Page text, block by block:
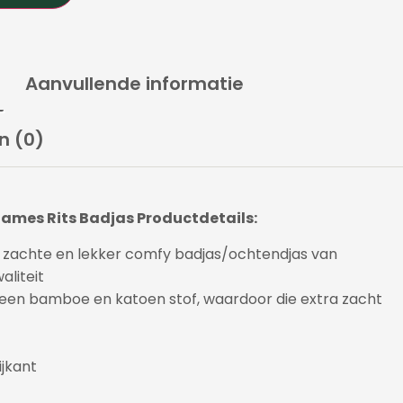
Aanvullende informatie
(0)
Rits Badjas Productdetails:
zachte en lekker comfy badjas/ochtendjas van
bamboe en katoen stof, waardoor die extra zacht